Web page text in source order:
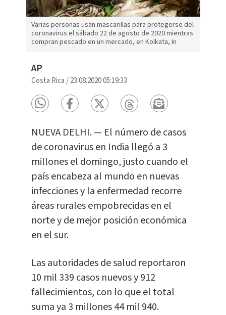
Varias personas usan mascarillas para protegerse del
coronavirus el sábado 22 de agosto de 2020 mientras
compran pescado en un mercado, en Kolkata, In
AP
Costa Rica /23.08.2020 05:19:33
NUEVA DELHI. — El número de casos
de coronavirus en India llegó a 3
millones el domingo, justo cuando el
país encabeza al mundo en nuevas
infecciones y la enfermedad recorre
áreas rurales empobrecidas en el
norte y de mejor posición económica
en el sur.
Las autoridades de salud reportaron
10 mil 339 casos nuevos y 912
fallecimientos, con lo que el total
suma ya 3 millones 44 mil 940.